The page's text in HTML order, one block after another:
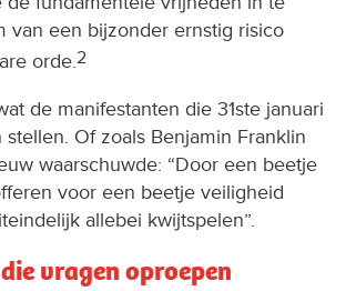
van een bijzonder ernstig risico
orde.2
de manifestanten die 31ste januari
Of zoals Benjamin Franklin
waarschuwde: “Door een beetje
voor een beetje veiligheid
allebei kwijtspelen”.
vragen oproepen